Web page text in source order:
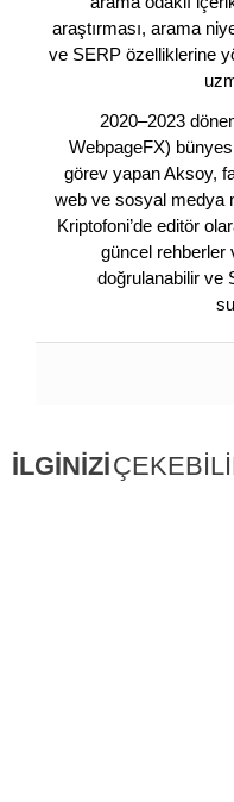
araştırması, arama
ve SERP özelliklerine
2020–2023
WebpageFX)
görev yapan Aksoy,
web ve sosyal medya
Kriptofoni’de editör
güncel rehberler
doğrulanabilir ve
İLGİNİZİ